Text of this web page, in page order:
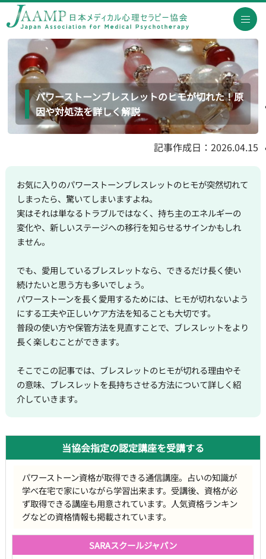
パワーストーンブレスレットのヒモが切れた！原
因や対処法を詳しく解説
記事作成日：2026.04.15
お気に入りのパワーストーンブレスレットのヒモが突然切れて
しまったら、驚いてしまいますよね。
実はそれは単なるトラブルではなく、持ち主のエネルギーの
変化や、新しいステージへの移行を知らせるサインかもしれ
ません。
でも、愛用しているブレスレットなら、できるだけ長く使い
続けたいと思う方も多いでしょう。
パワーストーンを長く愛用するためには、ヒモが切れないよう
にする工夫や正しいケア方法を知ることも大切です。
普段の使い方や保管方法を見直すことで、ブレスレットをより
長く楽しむことができます。
そこでこの記事では、ブレスレットのヒモが切れる理由やそ
の意味、ブレスレットを長持ちさせる方法について詳しく紹
介していきます。
当協会指定の認定講座を受講する
パワーストーン資格が取得できる通信講座。占いの知識が
学べ在宅で家にいながら学習出来ます。受講後、資格が必
ず取得できる講座も用意されています。人気資格ランキン
グなどの資格情報も掲載されています。
SARAスクールジャパン